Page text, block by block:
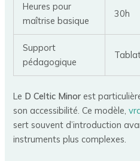
Heures pour
maîtrise basique
30h
Support
pédagogique
Le D Celtic Minor est
son accessibilité. Ce modèle,
sert souvent d’introduction
instruments plus complexes.